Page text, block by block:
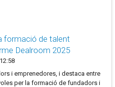
formació de talent
Dealroom 2025
i emprenedores, i destaca entre
per la formació de fundadors i